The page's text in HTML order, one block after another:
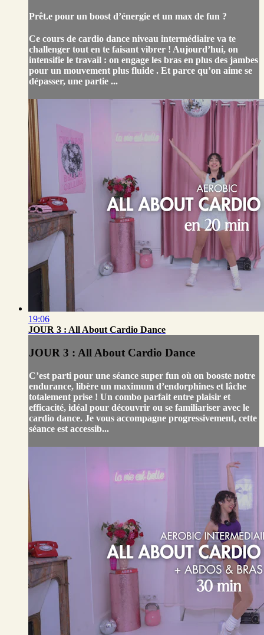
Prêt.e pour un boost d’énergie et un max de fun ?
Ce cours de cardio dance niveau intermédiaire va te
challenger tout en te faisant vibrer ! Aujourd’hui, on
intensifie le travail : on engage les bras en plus des jambes
pour un mouvement plus fluide . Et parce qu’on aime se
dépasser, une partie ...
19:06
JOUR 3 : All About Cardio Dance
JOUR 3 : All About Cardio Dance
C’est parti pour une séance super fun où on booste notre
endurance, libère un maximum d’endorphines et lâche
totalement prise ! Un combo parfait entre plaisir et
efficacité, idéal pour découvrir ou se familiariser avec le
cardio dance. Je vous accompagne progressivement, cette
séance est accessib...